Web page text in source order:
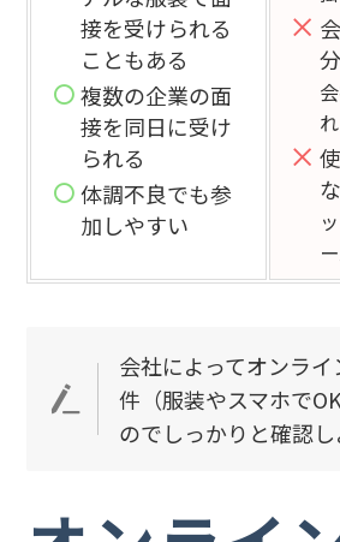
接を受けられる
こともある
複数の企業の面
接を同日に受け
られる
体調不良でも参
加しやすい
会社によってオンラ
件（服装やスマホで
のでしっかりと確認し